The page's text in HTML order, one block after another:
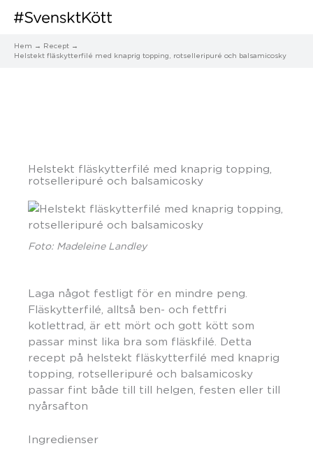
Hem
Recept
Helstekt fläskytterfilé med knaprig topping, rotselleripuré och balsamicosky
Helstekt fläskytterfilé med knaprig topping,
rotselleripuré och balsamicosky
Foto: Madeleine Landley
Laga något festligt för en mindre peng.
Fläskytterfilé, alltså ben- och fettfri
kotlettrad, är ett mört och gott kött som
passar minst lika bra som fläskfilé. Detta
recept på helstekt fläskytterfilé med knaprig
topping, rotselleripuré och balsamicosky
passar fint både till till helgen, festen eller till
nyårsafton
Ingredienser